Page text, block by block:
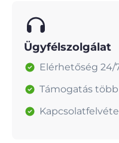
Ügyfélszolgálat
Elérhetőség 24/
Támogatás